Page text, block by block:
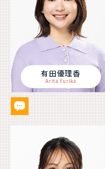
有田優理香
Arita Yurika